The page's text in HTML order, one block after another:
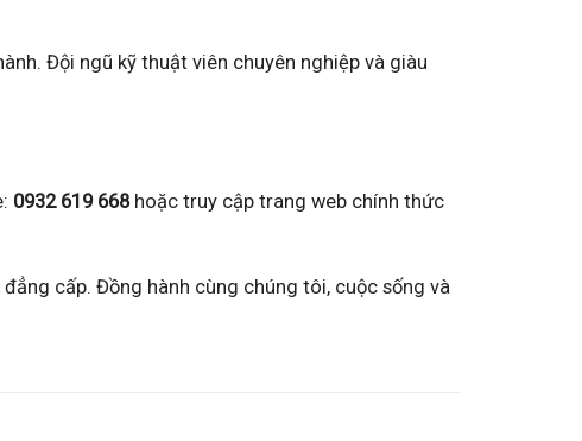
Đội ngũ kỹ thuật viên chuyên nghiệp và giàu
0932 619 668hoặc truy cập trang web chính thức
cấp. Đồng hành cùng chúng tôi, cuộc sống và